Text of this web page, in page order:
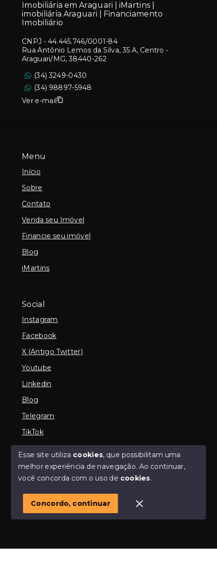
Menu
Início
Sobre
Contato
Venda seu Imóvel
Financie seu imóvel
Blog
iMartins
Social
Instagram
Facebook
X (Antigo Twitter)
Youtube
Linkedin
Blog
Telegram
TikTok
© Copyright 2026 - Imobiliária em Araguari | iMartins |
imobiliária Araguari | Financiamento Imobiliário -
SITE PARA IMOBILIARIA
Imobiliária em Araguari | iMartins |
imobiliária Araguari | Financiamento
Imobiliário
CNPJ - 44.445.746/0001-84
Rua Antônio Lemos da Silva, 35 A, Centro -
Araguari/MG, 38440-262
(34) 3249-0430
(34) 98897-5948
Ver e-mail
Esse site utiliza cookies, que possibilitam uma
melhor experiência de navegação.Ao continuar,
você concorda com o uso de cookies.
Concordo, continuar